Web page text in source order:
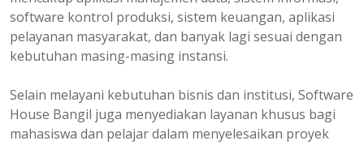
software kontrol produksi, sistem keuangan, aplikasi
pelayanan masyarakat, dan banyak lagi sesuai dengan
kebutuhan masing-masing instansi.
Selain melayani kebutuhan bisnis dan institusi, Software
House Bangil juga menyediakan layanan khusus bagi
mahasiswa dan pelajar dalam menyelesaikan proyek